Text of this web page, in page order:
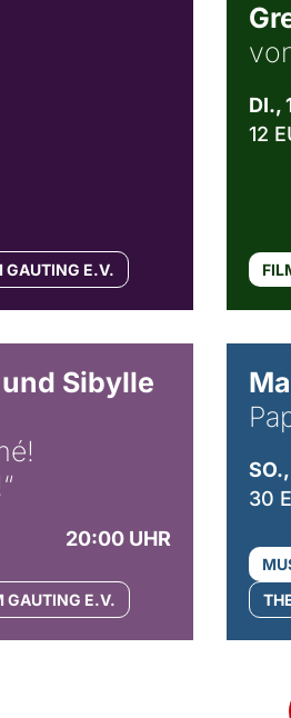
GAUTING E.V.
DI.,
12
Sibylle
20:00 UHR
GAUTING E.V.
30